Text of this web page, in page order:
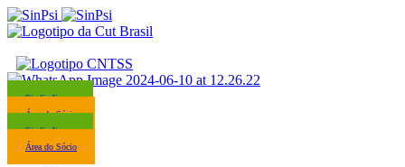
Sindicalize-se
Área do Sócio
Sindicalize-se
Área do Sócio